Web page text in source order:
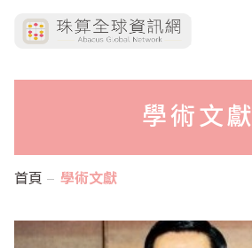
學術文獻
首頁 學術文獻